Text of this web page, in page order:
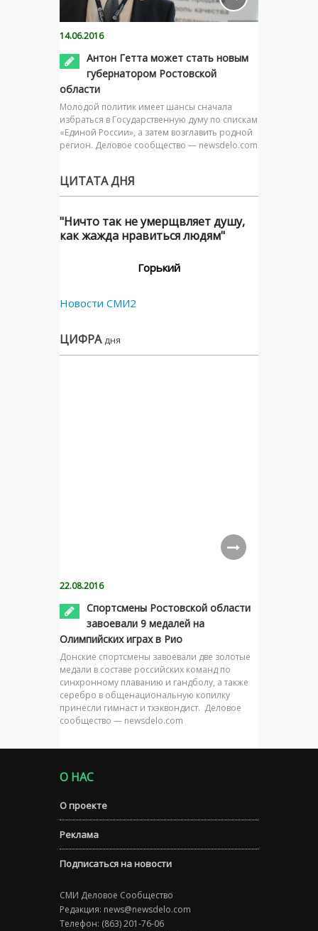
14.06.2016
Антон Гетта может стать новым
губернатором Ростовской
области
Молодой политик имеет шансы сначала
избраться в Государственную думу по спискам
«Единой России», а затем возглавить родной
регион. Деловое сообщество — newsdelo.com
ЦИТАТА ДНЯ
"Ничто так не умерщвляет душу,
как жажда нравиться людям"
Горький
Новости СМИ2
ЦИФРА дня
22.08.2016
Спортсмены Ростовской области
завоевали 9 медалей на
Олимпийских играх в Рио
Донские спортсмены завоевали две золотые
медали в составе российских команд по
синхронному плаванию и гандболу, а также
серебро в общенациональную копилку
принесли гимнаст и тхэквондист. Деловое
сообщество — newsdelo.com
О НАС
О проекте
Реклама
Подписаться на новости
СМИ Деловое Сообщество
Редакция: news@newsdelo.com
Телефон: (863) 201-76-06